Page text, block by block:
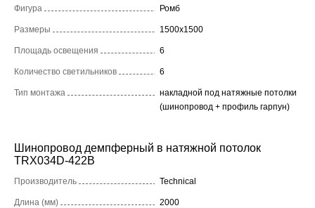
Фигура Ромб
Размеры 1500x1500
Площадь освещения 6
Количество светильников 6
Тип монтажа
накладной под натяжные потолки
(шинопровод + профиль гарпун)
Шинопровод демпферный в натяжной потолок
TRX034D-422B
Производитель Technical
Длина (мм) 2000